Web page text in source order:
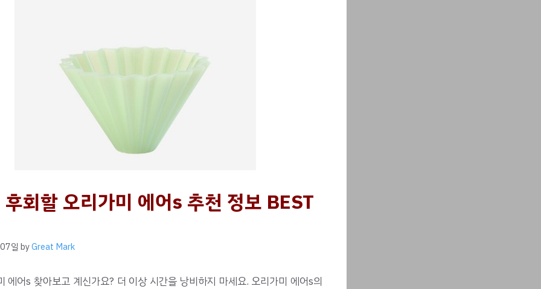
회할 오리가미 에어s 추천 정보 BEST
일 byGreat Mark
에어s 찾아보고 계신가요? 더 이상 시간을 낭비하지 마세요. 오리가미 에어s의